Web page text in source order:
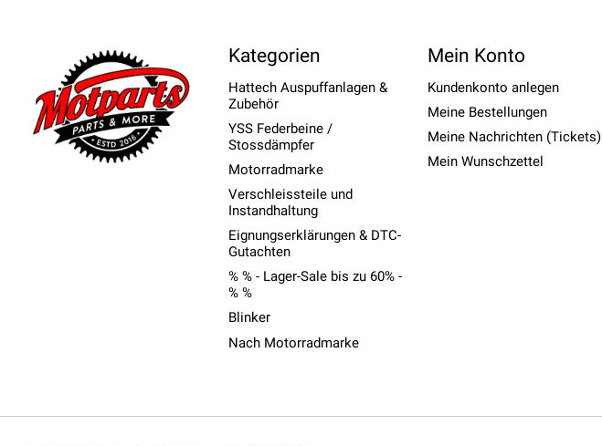
Kategorien
Hattech Auspuffanlagen &
Zubehör
YSS Federbeine /
Stossdämpfer
Motorradmarke
Verschleissteile und
Instandhaltung
Eignungserklärungen & DTC-
Gutachten
% % - Lager-Sale bis zu 60% -
% %
Blinker
Nach Motorradmarke
Mein Konto
Kundenkonto anlegen
Meine Bestellungen
Meine Nachrichten (Tickets)
Mein Wunschzettel